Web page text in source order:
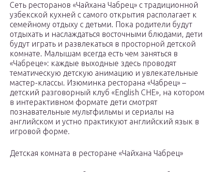
Сеть ресторанов «Чайхана Чабрец» с традиционной
узбекской кухней с самого открытия располагает к
семейному отдыху с детьми. Пока родители будут
отдыхать и наслаждаться восточными блюдами, дети
будут играть и развлекаться в просторной детской
комнате. Малышам всегда есть чем заняться в
«Чабреце»: каждые выходные здесь проводят
тематическую детскую анимацию и увлекательные
мастер-классы. Изюминка ресторана «Чабрец» –
детский разговорный клуб «English CHE», на котором
в интерактивном формате дети смотрят
познавательные мультфильмы и сериалы на
английском и устно практикуют английский язык в
игровой форме.
Детская комната в ресторане «Чайхана Чабрец»